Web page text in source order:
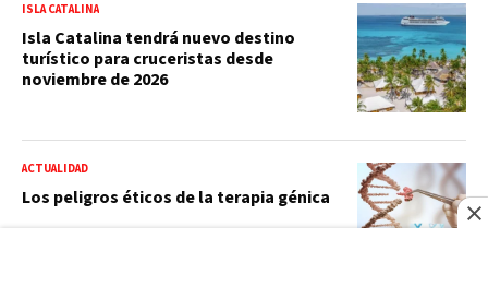
ISLA CATALINA
Isla Catalina tendrá nuevo destino
turístico para cruceristas desde
noviembre de 2026
ACTUALIDAD
Los peligros éticos de la terapia génica